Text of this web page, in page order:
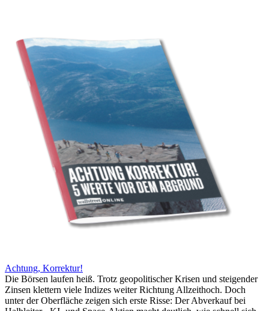
Achtung, Korrektur!
Die Börsen laufen heiß. Trotz geopolitischer Krisen und steigender
Zinsen klettern viele Indizes weiter Richtung Allzeithoch. Doch
unter der Oberfläche zeigen sich erste Risse: Der Abverkauf bei